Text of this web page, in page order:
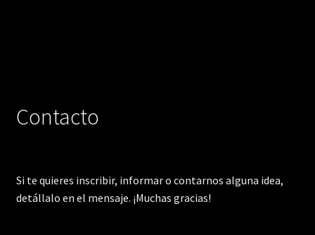
Contacto
Si te quieres inscribir, informar o contarnos alguna idea,
detállalo en el mensaje. ¡Muchas gracias!